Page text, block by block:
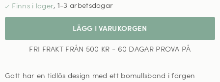
, 1-3 arbetsdagar
LÄGG I VARUKORGEN
FRI FRAKT FRÅN 500 KR - 60 DAGAR PROVA PÅ
Gatt har en tidlös design med ett bomullsband i färgen